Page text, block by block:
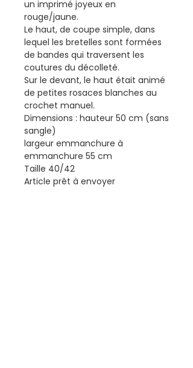
un imprimé joyeux en
rouge/jaune.
Le haut, de coupe simple, dans
lequel les bretelles sont formées
de bandes qui traversent les
coutures du décolleté.
Sur le devant, le haut était animé
de petites rosaces blanches au
crochet manuel.
Dimensions : hauteur 50 cm (sans
sangle)
largeur emmanchure à
emmanchure 55 cm
Taille 40/42
Article prêt à envoyer